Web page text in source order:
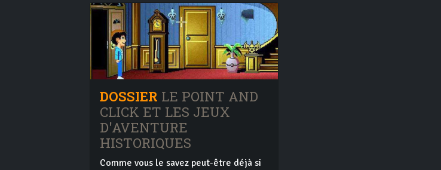
DOSSIER LE POINT AND
CLICK ET LES JEUX
D'AVENTURE
HISTORIQUES
Comme vous le savez peut-être déjà si